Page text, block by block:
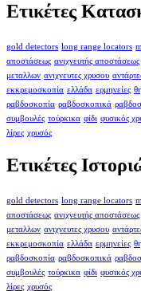
Ετικέτες
gold detectors long range locators
αποστάσεως ανιχνευτής αποστάσεως
μεταλλων ανιχνευτες χρυσου
εκκρεμοσκοπία ελλάδα ερμηνείες
ραβδοσκοπία ραβδοσκοπικά
συμβουλές τούρκικα φίδι φυσικός
λίρες χρυσός
Ετικέτες
gold detectors long range locators
αποστάσεως ανιχνευτής αποστάσεως
μεταλλων ανιχνευτες χρυσου
εκκρεμοσκοπία ελλάδα ερμηνείες
ραβδοσκοπία ραβδοσκοπικά
συμβουλές τούρκικα φίδι φυσικός
λίρες χρυσός